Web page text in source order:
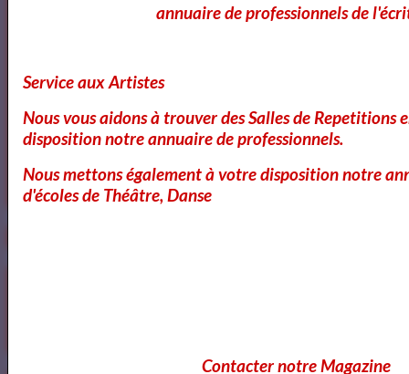
littéraires
annuaire de professionnels de
Service aux Artistes
Nous vous aidons à trouver des Salles de Repetitions
disposition notre annuaire de professionnels.
Nous mettons également à votre disposition notre
d'écoles de Théâtre, Danse
Contacter notre Magazine